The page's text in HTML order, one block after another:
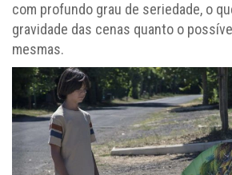
com profundo grau de seriedade, o
gravidade das cenas quanto o
mesmas.